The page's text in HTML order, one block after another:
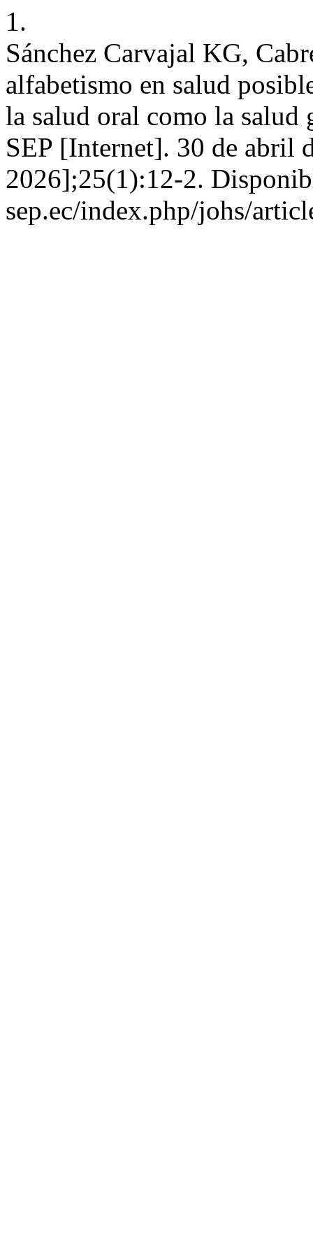
1.
Sánchez Carvajal KG,
alfabetismo en salud
la salud oral como la salud
SEP [Internet]. 30 de abril
2026];25(1):12-2.
sep.ec/index.php/johs/